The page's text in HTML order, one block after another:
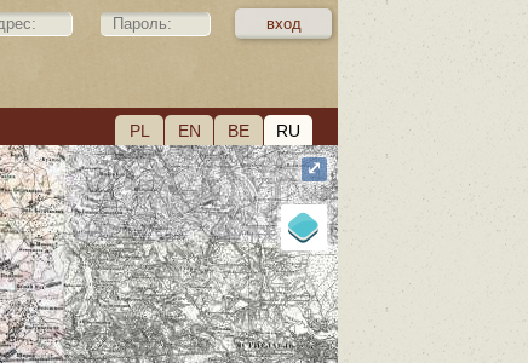
PL EN BE RU
⤢